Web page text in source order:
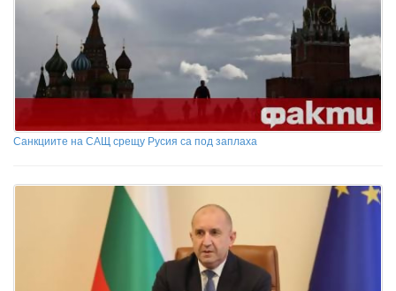
Санкциите на САЩ срещу Русия са под заплаха